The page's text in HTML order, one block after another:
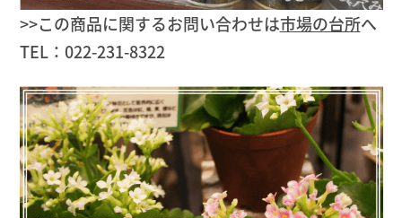
>>この商品に関するお問い合わせは市場の台所へ
TEL：022-231-8322